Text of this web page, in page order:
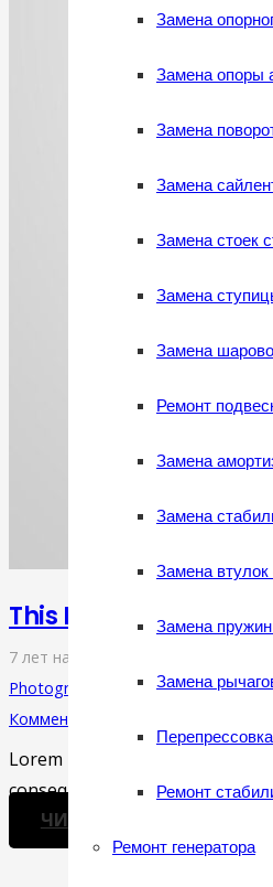
Замена
Замена опоры
Замена
Замена
Замена стоек
Замена
Замена
Ремонт
Замена
Замена
Замена
Замена
Замена
Ремонт
Ремонт генератора
This Post Looks
7 лет назад
Photography
Комментариев нет
Lorem ipsum dolor sit amet,
consequat magna, id molestie…
ЧИТАТЬ ДАЛЕЕ